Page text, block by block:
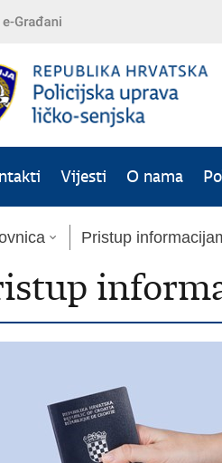
Vijesti O nama
Pristup